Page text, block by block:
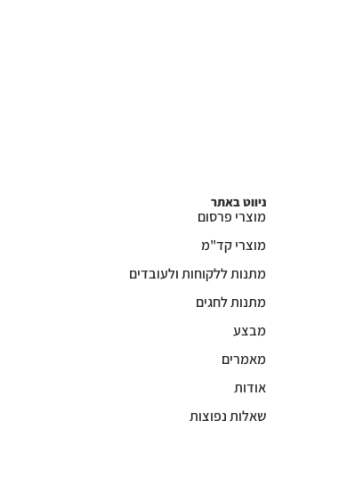
ניווט באתר
מוצרי פרסום
מוצרי קד"מ
מתנות ללקוחות ולעובדים
מתנות לחגים
מבצע
מאמרים
אודות
שאלות נפוצות